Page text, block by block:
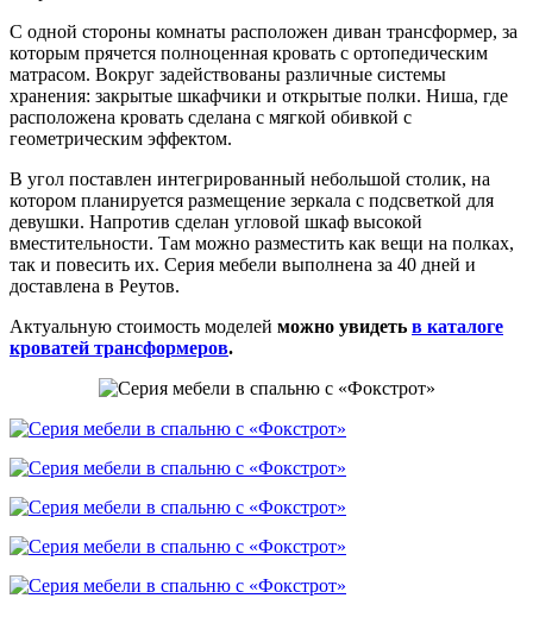
С одной стороны комнаты расположен диван трансформер, за
которым прячется полноценная кровать с ортопедическим
матрасом. Вокруг задействованы различные системы
хранения: закрытые шкафчики и открытые полки. Ниша, где
расположена кровать сделана с мягкой обивкой с
геометрическим эффектом.
В угол поставлен интегрированный небольшой столик, на
котором планируется размещение зеркала с подсветкой для
девушки. Напротив сделан угловой шкаф высокой
вместительности. Там можно разместить как вещи на полках,
так и повесить их. Серия мебели выполнена за 40 дней и
доставлена в Реутов.
Актуальную стоимость моделей можно увидеть в каталоге
кроватей трансформеров.